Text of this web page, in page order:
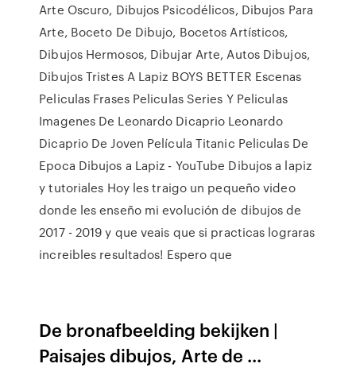
Arte Oscuro, Dibujos Psicodélicos, Dibujos Para
Arte, Boceto De Dibujo, Bocetos Artísticos,
Dibujos Hermosos, Dibujar Arte, Autos Dibujos,
Dibujos Tristes A Lapiz BOYS BETTER Escenas
Peliculas Frases Peliculas Series Y Peliculas
Imagenes De Leonardo Dicaprio Leonardo
Dicaprio De Joven Película Titanic Peliculas De
Epoca Dibujos a Lapiz - YouTube Dibujos a lapiz
y tutoriales Hoy les traigo un pequeño video
donde les enseño mi evolución de dibujos de
2017 - 2019 y que veais que si practicas lograras
increibles resultados! Espero que
De bronafbeelding bekijken |
Paisajes dibujos, Arte de ...